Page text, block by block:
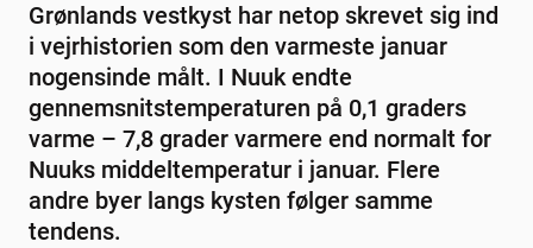
Grønlands vestkyst har netop skrevet sig ind
i vejrhistorien som den varmeste januar
nogensinde målt. I Nuuk endte
gennemsnitstemperaturen på 0,1 graders
varme – 7,8 grader varmere end normalt for
Nuuks middeltemperatur i januar. Flere
andre byer langs kysten følger samme
tendens.